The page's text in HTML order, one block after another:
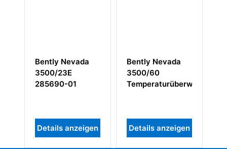
Bently Nevada
3500/23E
285690-01
Details anzeigen
Bently Nevada
3500/60
Details anzeigen